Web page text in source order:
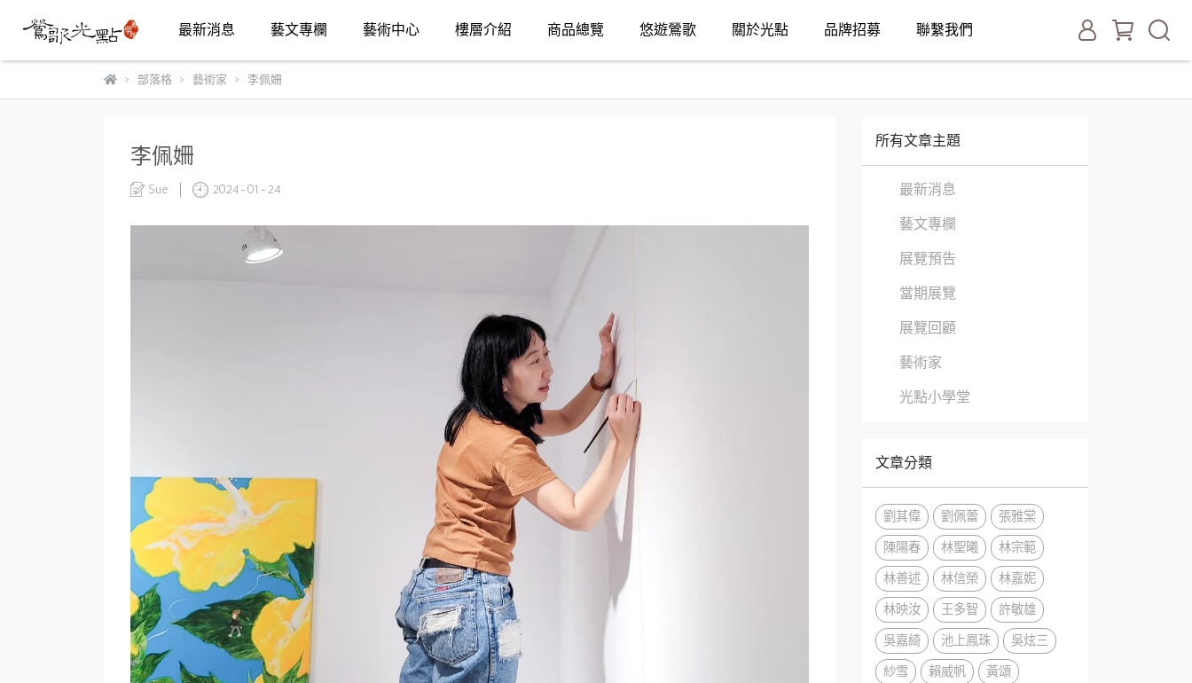
最新消息 藝文專欄 藝術中心 樓層介紹 商品總覽 悠遊鶯歌 關於光點 品牌招募 聯繫我們
部落格 藝術家 李佩姍
李佩姍
Sue 2024-01-24
所有文章主題
最新消息
藝文專欄
展覽預告
當期展覽
展覽回顧
藝術家
光點小學堂
文章分類
劉其偉 劉佩蕾
張雅棠
陳陽春
林聖曦
林宗範
林善述
林信榮
林嘉妮
林映汝
王多智
許敏雄
吳嘉綺
池上鳳珠
吳炫三
紗雪
賴威帆
黃頌